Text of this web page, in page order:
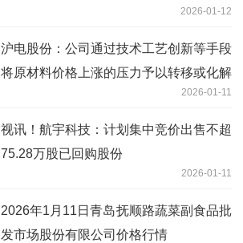
2026-01-12
沪电股份：公司通过技术工艺创新等手段
将原材料价格上涨的压力予以转移或化解
2026-01-11
视讯！航宇科技：计划集中竞价出售不超
75.28万股已回购股份
2026-01-11
2026年1月11日青岛抚顺路蔬菜副食品批
发市场股份有限公司价格行情